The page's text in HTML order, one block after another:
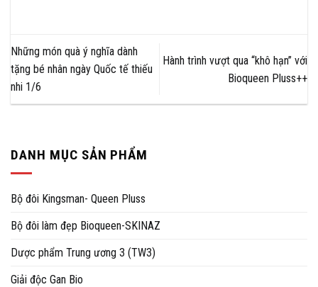
Những món quà ý nghĩa dành
tặng bé nhân ngày Quốc tế thiếu
nhi 1/6
Hành trình vượt qua “khô hạn” với
Bioqueen Pluss++
DANH MỤC SẢN PHẨM
Bộ đôi Kingsman- Queen Pluss
Bộ đôi làm đẹp Bioqueen-SKINAZ
Dược phẩm Trung ương 3 (TW3)
Giải độc Gan Bio